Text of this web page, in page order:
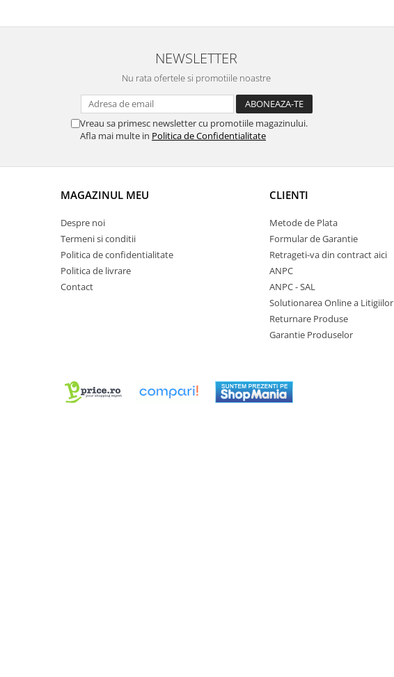
Scule si Accesorii Ceasuri
Curatare si Intretinere
Cutii Pastrare Ceasuri
Extractoare Indicatoare
Lupe, Dispozitive Optice
Mecanisme Ceas
Piese Ceasuri
NEWSLETTER
Nu rata ofertele si promotiile noastre
Vreau sa primesc newsletter cu promotiile magazinului.
Afla mai multe in Politica de Confidentialitate
MAGAZINUL MEU
Despre noi
Termeni si conditii
Politica de confidentialitate
Politica de livrare
Contact
CLIENTI
Metode de Plata
Formular de Garantie
Retrageti-va din contract aici
ANPC
ANPC - SAL
Solutionarea Online a Litigiilor
Returnare Produse
Garantie Produselor